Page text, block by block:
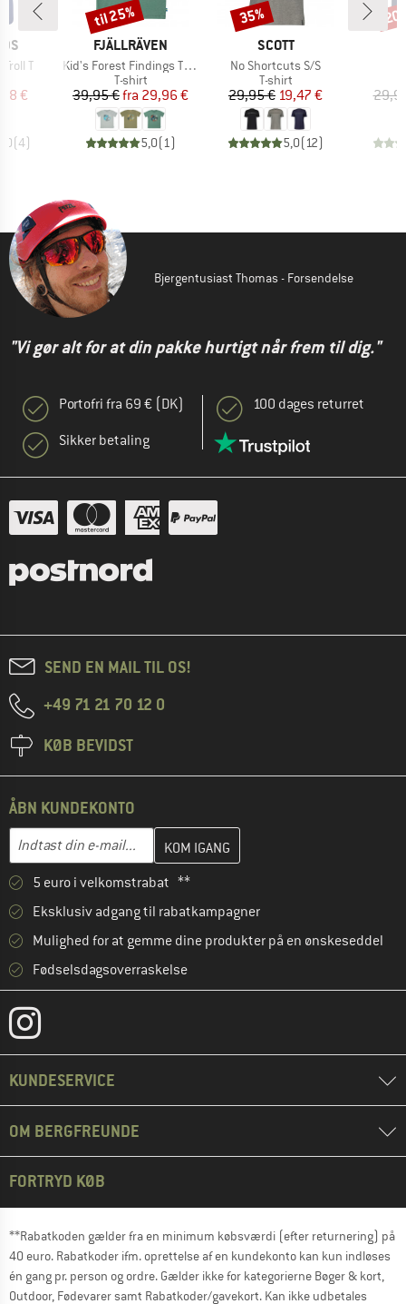
T
pris
€
(4)
MÆRKE
FJÄLLRÄVEN
Artikel
Kid's Forest Findings T-Shirt
Produktgruppe
T-shirt
Pris
39,95 € Nedsat pris
fra 29,96 €
5,0( 1)
Rabat
til 25%
MÆRKE
SCOTT
Artikel
No Shortcuts S/S
Produktgruppe
T-shirt
Pris
29,95 €Nedsat pris
19,47 €
5,0( 12)
Rabat
35%
Bjergentusiast Thomas - Forsendelse
"Vi gør alt for at din pakke hurtigt når frem til dig."
Portofri fra 69 € (DK)
Sikker betaling
100 dages returret
SEND EN MAIL TIL OS!
+49 71 21 70 12 0
KØB BEVIDST
ÅBN KUNDEKONTO
E-mail-adresse
Indtast din e-mailadresse her, og opret i næste trin din
5 euro i velkomstrabat **
Eksklusiv adgang til rabatkampagner
Mulighed for at gemme dine produkter på en ønskeseddel
Fødselsdagsoverraskelse
KUNDESERVICE
OM BERGFREUNDE
FORTRYD KØB
**Rabatkoden gælder fra en minimum købsværdi (efter returnering) på
40 euro. Rabatkoder ifm. oprettelse af en kundekonto kan kun indløses
én gang pr. person og ordre. Gælder ikke for kategorierne Bøger & kort,
Outdoor, Fødevarer samt Rabatkoder/gavekort. Kan ikke udbetales